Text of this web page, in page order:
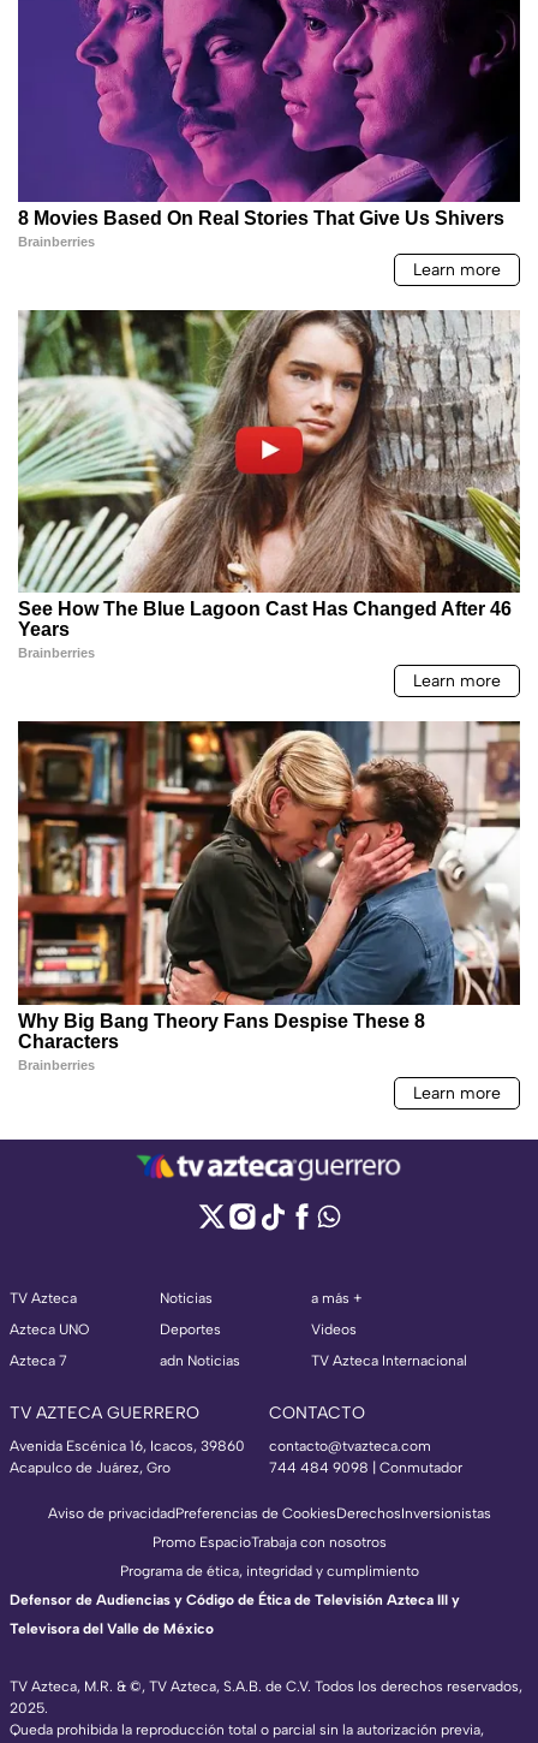
TV Azteca
Azteca UNO
Azteca 7
Noticias
Deportes
adn Noticias
a más +
Videos
TV Azteca Internacional
TV AZTECA GUERRERO
Avenida Escénica 16, Icacos, 39860
Acapulco de Juárez, Gro
CONTACTO
contacto@tvazteca.com
744 484 9098 | Conmutador
TV Azteca, M.R. & ©, TV Azteca, S.A.B. de C.V. Todos los derechos reservados,
2025.
Queda prohibida la reproducción total o parcial sin la autorización previa,
Aviso de privacidadPreferencias de CookiesDerechosInversionistas
Promo EspacioTrabaja con nosotros
Programa de ética, integridad y cumplimiento
Defensor de Audiencias y Código de Ética de Televisión Azteca III y
Televisora del Valle de México